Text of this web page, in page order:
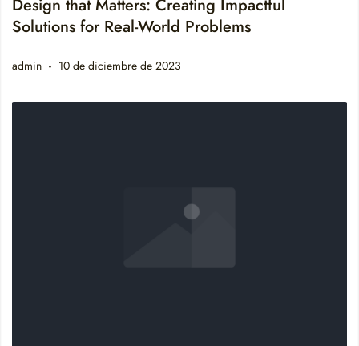
Design that Matters: Creating Impactful
Solutions for Real-World Problems
admin 10 de diciembre de 2023